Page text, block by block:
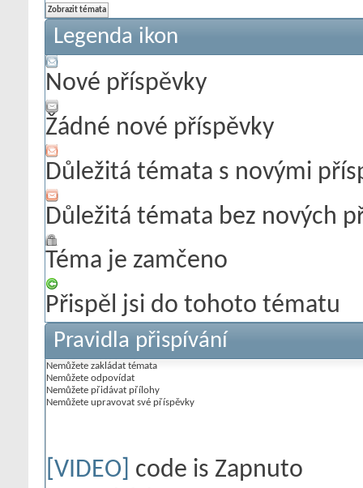
Legenda ikon
Nové příspěvky
Žádné nové příspěvky
Důležitá témata s novými
Důležitá témata bez nových
Téma je zamčeno
Přispěl jsi do tohoto tématu
Pravidla přispívání
Nemůžete zakládat témata
Nemůžete odpovídat
Nemůžete přidávat přílohy
Nemůžete upravovat své příspěvky
[VIDEO] code is Zapnuto